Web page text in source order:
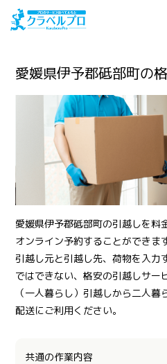
愛媛県伊予郡砥部町の
愛媛県伊予郡砥部町の引越しを料
オンライン予約することができます
引越し元と引越し先、荷物を入力
ではできない、格安の引越しサー
（一人暮らし）引越しから二人
配送にご利用ください。
共通の作業内容